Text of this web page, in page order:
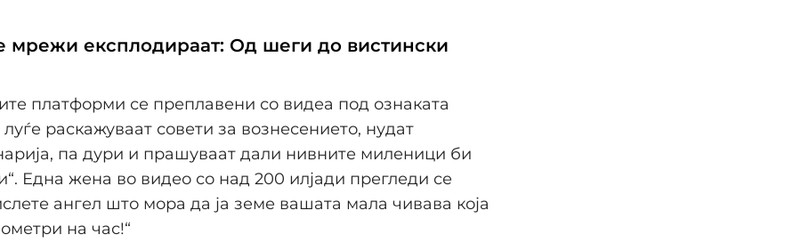
мрежи експлодираат: Од шеги до вистински
платформи се преплавени со видеа под ознаката
луѓе раскажуваат совети за вознесението, нудат
па дури и прашуваат дали нивните миленици би
Една жена во видео со над 200 илјади прегледи се
ангел што мора да ја земе вашата мала чивава која
на час!“